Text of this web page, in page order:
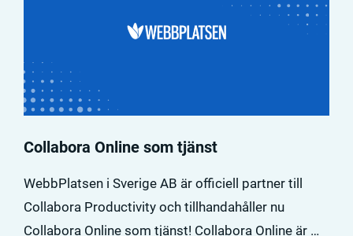
Collabora Online som tjänst
WebbPlatsen i Sverige AB är officiell partner till
Collabora Productivity och tillhandahåller nu
Collabora Online som tjänst! Collabora Online är …